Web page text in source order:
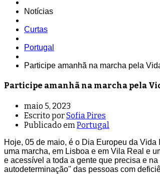
Notícias
Curtas
Portugal
Participe amanhã na marcha pela
Participe amanhã na marcha pela
maio 5, 2023
Escrito porSofia Pires
Publicado em Portugal
Hoje, 05 de maio, é o Dia Europeu da
uma marcha, em Lisboa e em Vila Real e
e acessível a toda a gente que precisa e
autodeterminação" das pessoas com